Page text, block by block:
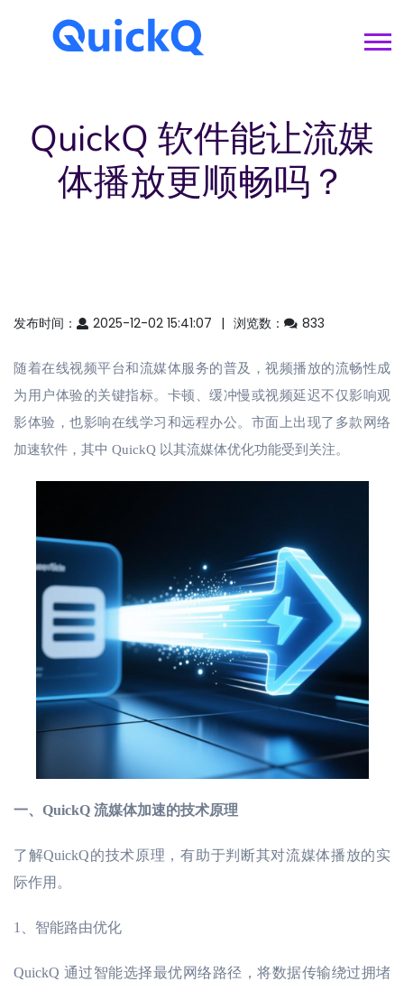
QuickQ 软件能让流媒
体播放更顺畅吗？
发布时间： 2025-12-02 15:41:07 浏览数： 833
随着在线视频平台和流媒体服务的普及，视频播放的流畅性成
为用户体验的关键指标。卡顿、缓冲慢或视频延迟不仅影响观
影体验，也影响在线学习和远程办公。市面上出现了多款网络
加速软件，其中 QuickQ 以其流媒体优化功能受到关注。
一、 QuickQ 流媒体加速的技术原理
了解QuickQ的技术原理，有助于判断其对流媒体播放的实
际作用。
1、智能路由优化
QuickQ 通过智能选择最优网络路径，将数据传输绕过拥堵